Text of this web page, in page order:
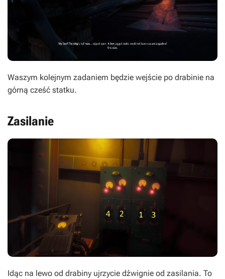
Waszym kolejnym zadaniem będzie wejście po drabinie na
górną cześć statku.
Zasilanie
Idąc na lewo od drabiny ujrzycie dźwignie od zasilania. To